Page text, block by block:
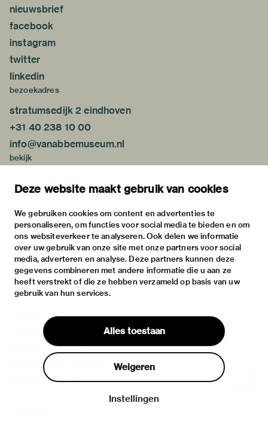
Deze website maakt gebruik van cookies
We gebruiken cookies om content en advertenties te
personaliseren, om functies voor social media te bieden en om
ons websiteverkeer te analyseren. Ook delen we informatie
over uw gebruik van onze site met onze partners voor social
media, adverteren en analyse. Deze partners kunnen deze
gegevens combineren met andere informatie die u aan ze
heeft verstrekt of die ze hebben verzameld op basis van uw
gebruik van hun services.
Alles toestaan
Weigeren
Instellingen
nieuwsbrief
facebook
instagram
twitter
linkedin
bezoekadres
stratumsedijk 2 eindhoven
+31 40 238 10 00
info@vanabbemuseum.nl
bekijk
activiteiten
praktische informatie
over
het museum
de collectie
fondsen & partners
huisregels
privacy & cookies
disclaimer & colofon
digitoegankelijkheid